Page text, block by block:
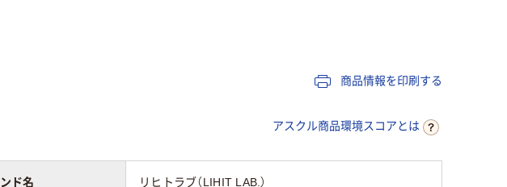
商品情報を印刷する
アスクル商品環境スコアとは
ド名 リヒトラブ（LIHIT LAB.）